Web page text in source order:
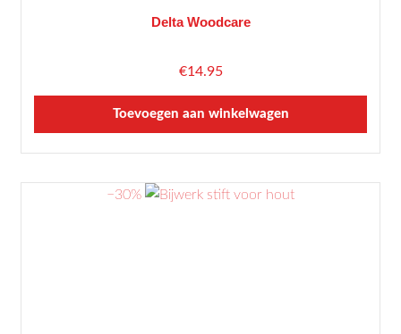
Delta Woodcare
€14.95
Toevoegen aan winkelwagen
−30%